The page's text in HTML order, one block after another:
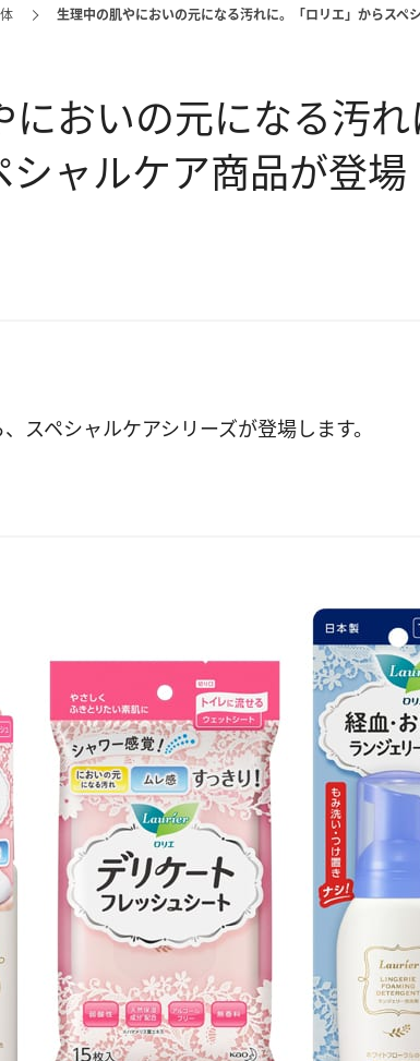
生理中の肌やにおいの元になる汚れに。「ロリエ」からスペ
においの元になる汚れ
シャルケア商品が登場
スペシャルケアシリーズが登場します。